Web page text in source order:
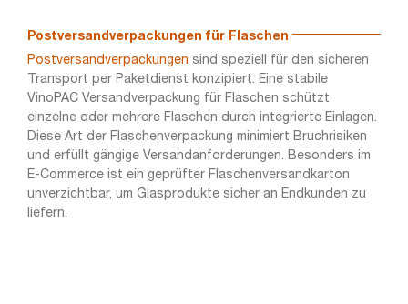
Postversandverpackungen für Flaschen
Postversandverpackungen sind speziell für den sicheren
Transport per Paketdienst konzipiert. Eine stabile
VinoPAC Versandverpackung für Flaschen schützt
einzelne oder mehrere Flaschen durch integrierte Einlagen.
Diese Art der Flaschenverpackung minimiert Bruchrisiken
und erfüllt gängige Versandanforderungen. Besonders im
E-Commerce ist ein geprüfter Flaschenversandkarton
unverzichtbar, um Glasprodukte sicher an Endkunden zu
liefern.